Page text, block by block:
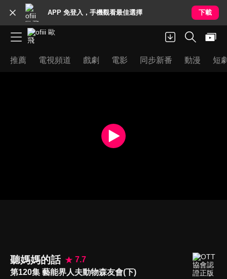
APP 免登入，手機觀看最佳選擇 下載
推薦 電視頻道 戲劇 電影 同步新番 動漫 短
聽媽媽的話
7.7
第120集 藝能界人夫動物森友會(下)